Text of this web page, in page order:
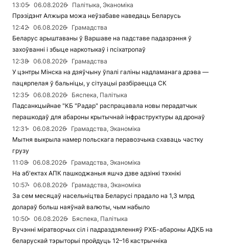
13:05
06.08.2026
Палітыка, Эканоміка
Прэзідэнт Алжыра можа неўзабаве наведаць Беларусь
12:42
06.08.2026
Грамадства
Беларус арыштаваны ў Варшаве на падставе падазрэння ў
захоўванні і збыце наркотыкаў і псіхатропаў
12:38
06.08.2026
Грамадства
У цэнтры Мінска на дзяўчыну ўпалі галіны надламанага дрэва —
пацярпелая ў бальніцы, у сітуацыі разбіраецца СК
12:35
06.08.2026
Бяспека, Палітыка
Падсанкцыйнае "КБ "Радар" распрацавала новы перадатчык
перашкодаў для абароны крытычнай інфраструктуры ад дронаў
12:31
06.08.2026
Грамадства, Эканоміка
Мытня выкрыла намер польскага перавозчыка схаваць частку
грузу
11:08
06.08.2026
Грамадства, Эканоміка
На аб'ектах АПК пашкоджаныя яшчэ дзве адзінкі тэхнікі
10:57
06.08.2026
Грамадства, Эканоміка
За сем месяцаў насельніцтва Беларусі прадало на 1,3 млрд
долараў больш наяўнай валюты, чым набыло
10:50
06.08.2026
Бяспека, Палітыка
Вучэнні міратворчых сіл і падраздзяленняў РХБ-абароны АДКБ на
беларускай тэрыторыі пройдуць 12–16 кастрычніка